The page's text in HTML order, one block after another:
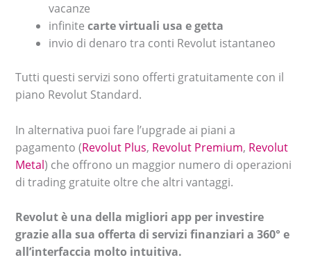
vacanze
infinitecarte virtuali usa e getta
invio di denaro tra conti Revolut istantaneo
Tutti questi servizi sono offerti gratuitamente con il
piano Revolut Standard.
In alternativa puoi fare l’upgrade ai piani a
pagamento (Revolut Plus, Revolut Premium, Revolut
Metal) che offrono un maggior numero di operazioni
di trading gratuite oltre che altri vantaggi.
Revolut è una della migliori app per investire
grazie alla sua offerta di servizi finanziari a 360° e
all’interfaccia molto intuitiva.